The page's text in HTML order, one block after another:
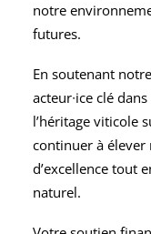
notre
futures.
En soutenant
acteur∙ice clé
l’héritage viticole
continuer à élever
d’excellence tout
naturel.